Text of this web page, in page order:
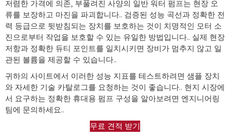
저렴한 가격에 의존, 부풀려진 사양의 일반 워터 펌프는 현장 오
류를 보장하고 마진을 파괴합니다.. 검증된 성능 곡선과 정확한 전
력 등급으로 뒷받침되는 장치를 보호하는 것이 치명적인 모터 소
진으로부터 작업을 보호할 수 있는 유일한 방법입니다.. 실제 현장
저항과 정확한 듀티 포인트를 일치시키면 장비가 멈추지 않고 일
관된 볼륨을 제공할 수 있습니다..
귀하의 사이트에서 이러한 성능 지표를 테스트하려면 샘플 장치
와 자세한 기술 카탈로그를 요청하는 것이 좋습니다.. 현지 시장에
서 요구하는 정확한 휴대용 펌프 구성을 알아보려면 엔지니어링
팀에 문의하세요..
무료 견적 받기